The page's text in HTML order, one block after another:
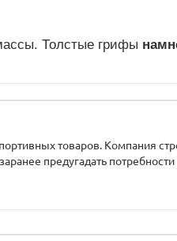
Толстые грифы
товаров. Компания
предугадать